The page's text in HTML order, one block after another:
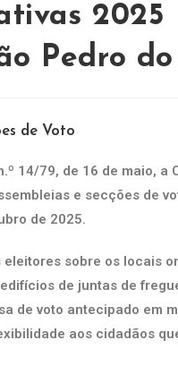
Pedro do
de Voto
14/79, de 16 de maio,
e secções de
de 2025.
sobre os locais
de juntas de
de voto antecipado em
aos cidadãos